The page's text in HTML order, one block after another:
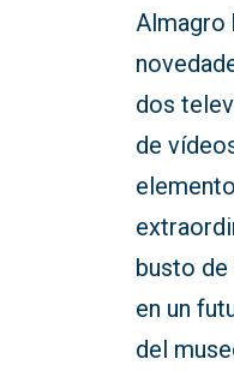
Almagro
dos
de
busto de
en un
del